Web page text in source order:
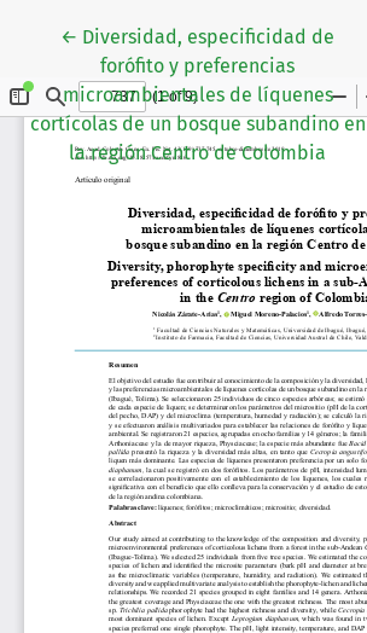
← Volver a los detalles del artículo
Diversidad, especificidad de
forófito y preferencias
microambientales de líquenes
cortícolas de un bosque subandino en
la región Centro de Colombia